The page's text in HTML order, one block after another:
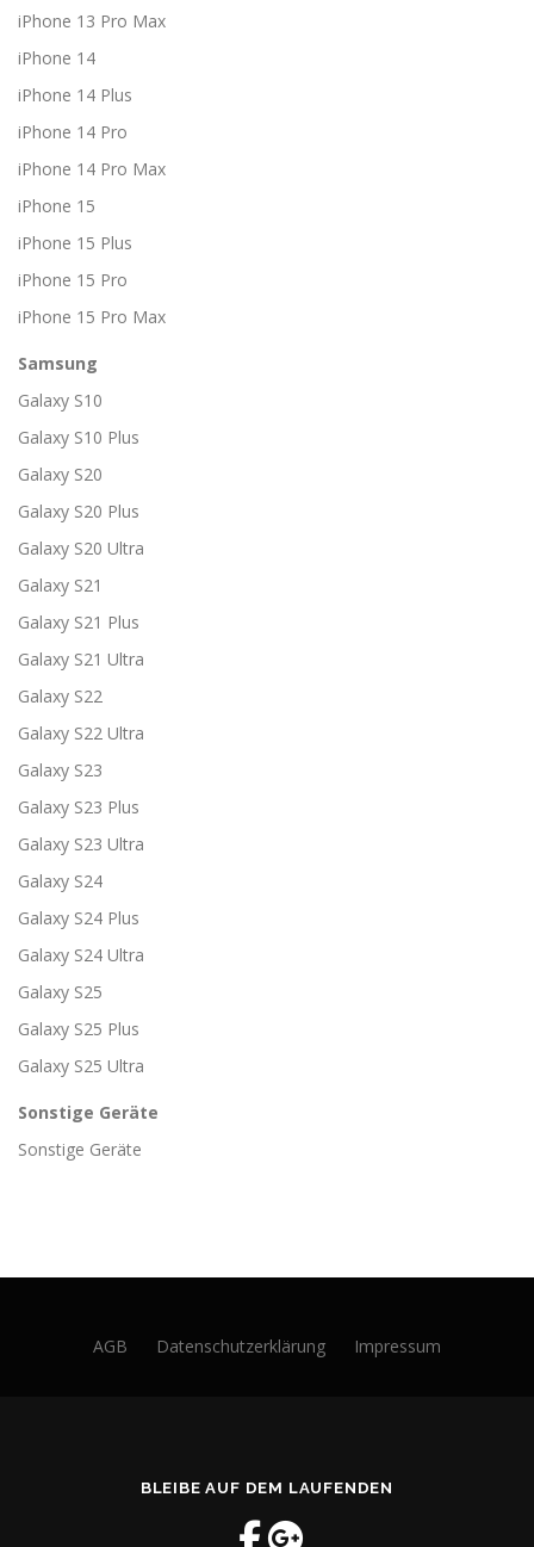
iPhone 13 Pro Max
iPhone 14
iPhone 14 Plus
iPhone 14 Pro
iPhone 14 Pro Max
iPhone 15
iPhone 15 Plus
iPhone 15 Pro
iPhone 15 Pro Max
Samsung
Galaxy S10
Galaxy S10 Plus
Galaxy S20
Galaxy S20 Plus
Galaxy S20 Ultra
Galaxy S21
Galaxy S21 Plus
Galaxy S21 Ultra
Galaxy S22
Galaxy S22 Ultra
Galaxy S23
Galaxy S23 Plus
Galaxy S23 Ultra
Galaxy S24
Galaxy S24 Plus
Galaxy S24 Ultra
Galaxy S25
Galaxy S25 Plus
Galaxy S25 Ultra
Sonstige Geräte
Sonstige Geräte
AGB Datenschutzerklärung Impressum
BLEIBE AUF DEM LAUFENDEN